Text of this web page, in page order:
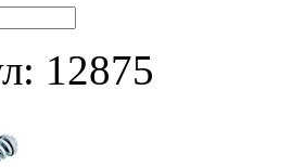
12875